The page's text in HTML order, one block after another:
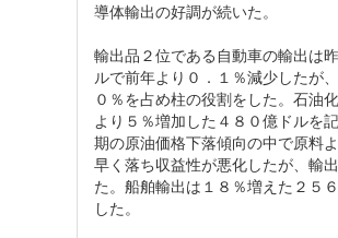
導体輸出の好調が続いた。
輸出品２位である自動車の輸出は
ルで前年より０．１％減少したが
０％を占め柱の役割をした。石油
より５％増加した４８０億ドルを
期の原油価格下落傾向の中で原料
早く落ち収益性が悪化したが、輸
た。船舶輸出は１８％増えた２５
した。